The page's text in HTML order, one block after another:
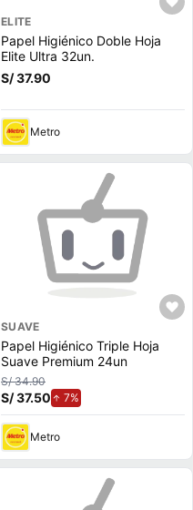
ELITE
Papel Higiénico Doble Hoja
Elite Ultra 32un.
S/ 37.90
Metro
SUAVE
Papel Higiénico Triple Hoja
Suave Premium 24un
S/ 34.90
S/ 37.50 7%
Metro